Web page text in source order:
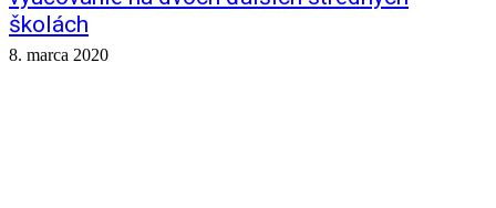
školách
8. marca 2020